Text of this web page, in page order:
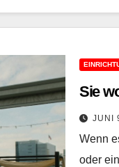
Sie
JUNI
Wenn
oder